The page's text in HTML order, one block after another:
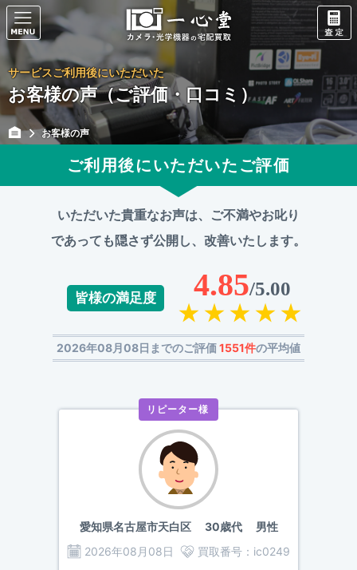
サービスご利用後にいただいた
お客様の声（ご評価・口コミ）
お客様の声
ご利用後にいただいたご評価
いただいた貴重なお声は、ご不満やお叱り
であっても 隠さず公開し、改善いたします。
皆様の満足度 4.85/5.00
2026年08月08日までのご評価1551件の平均値
リピーター様
愛知県名古屋市天白区30歳代 男性
2026年08月08日
買取番号： ic0249